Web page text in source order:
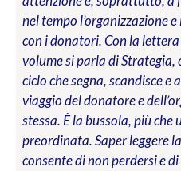
nel tempo l’organizzazione
con i donatori. Con la lettera
volume si parla di Strategia,
ciclo che segna, scandisce e
viaggio del donatore e
stessa. È la bussola, più che
preordinata. Saper leggere
consente di non perdersi e